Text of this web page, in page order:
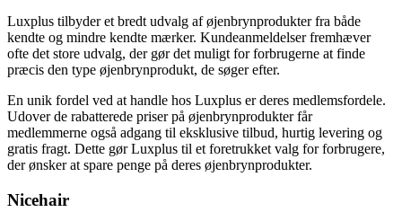
Luxplus tilbyder et bredt udvalg af øjenbrynprodukter fra både
kendte og mindre kendte mærker. Kundeanmeldelser fremhæver
ofte det store udvalg, der gør det muligt for forbrugerne at finde
præcis den type øjenbrynprodukt, de søger efter.
En unik fordel ved at handle hos Luxplus er deres medlemsfordele.
Udover de rabatterede priser på øjenbrynprodukter får
medlemmerne også adgang til eksklusive tilbud, hurtig levering og
gratis fragt. Dette gør Luxplus til et foretrukket valg for forbrugere,
der ønsker at spare penge på deres øjenbrynprodukter.
Nicehair